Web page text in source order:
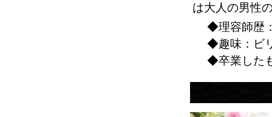
は大人の男性
◆理容師歴
◆趣味：ビ
◆卒業した